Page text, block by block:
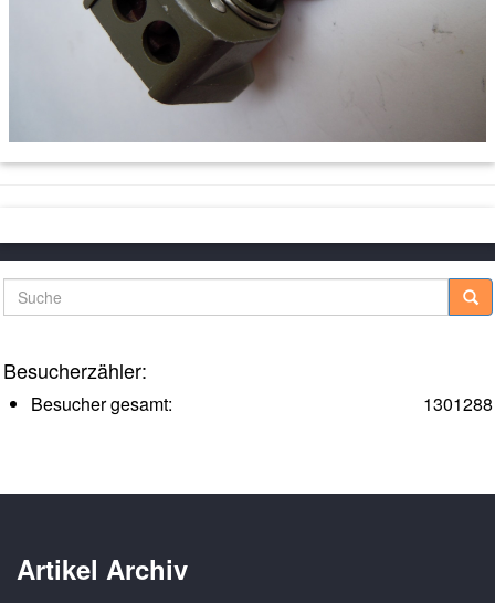
Suche
Besucherzähler:
1301288
Besucher gesamt:
Artikel Archiv